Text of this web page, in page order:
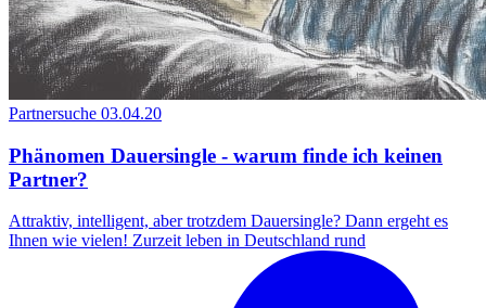
Partnersuche 03.04.20
Phänomen Dauersingle - warum finde ich keinen
Partner?
Attraktiv, intelligent, aber trotzdem Dauersingle? Dann ergeht es
Ihnen wie vielen! Zurzeit leben in Deutschland rund